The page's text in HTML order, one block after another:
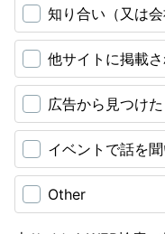
知り合い（又は
他サイトに掲載
広告から見つけた
イベントで話を
Other